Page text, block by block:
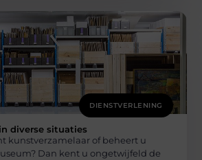
DIENSTVERLENING
diverse situaties
kunstverzamelaar of beheert u
Dan kent u ongetwijfeld de